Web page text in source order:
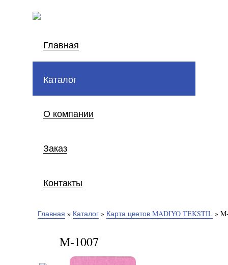
Главная
Каталог
О компании
Заказ
Контакты
Главная » Каталог » Карта цветов MADIYO TEKSTIL »
M-1007